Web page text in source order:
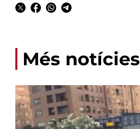
Més notícies